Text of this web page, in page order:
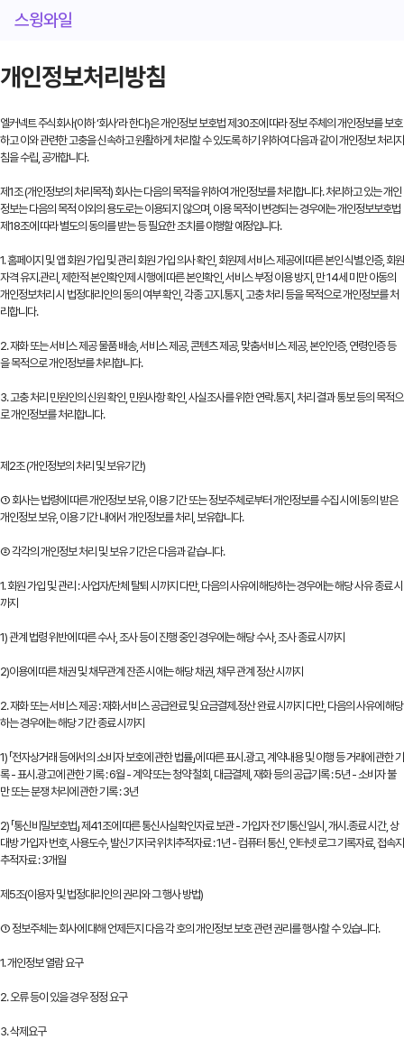
스윙와일
개인정보처리방침
엘커넥트 주식회사(이하 ‘회사’라 한다)은 개인정보 보호법 제30조에 따라 정보 주체의 개인정보를 보호
하고 이와 관련한 고충을 신속하고 원활하게 처리할 수 있도록 하기 위하여 다음과 같이 개인정보 처리지
침을 수립, 공개합니다.
제1조 (개인정보의 처리목적) 회사는 다음의 목적을 위하여 개인정보를 처리합니다. 처리하고 있는 개인
정보는 다음의 목적 이외의 용도로는 이용되지 않으며, 이용 목적이 변경되는 경우에는 개인정보보호법
제18조에 따라 별도의 동의를 받는 등 필요한 조치를 이행할 예정입니다.
1. 홈페이지 및 앱 회원 가입 및 관리 회원 가입 의사 확인, 회원제 서비스 제공에 따른 본인 식별․인증, 회원
자격 유지․관리, 제한적 본인확인제 시행에 따른 본인확인, 서비스 부정 이용 방지, 만 14세 미만 아동의
개인정보처리 시 법정대리인의 동의 여부 확인, 각종 고지․통지, 고충 처리 등을 목적으로 개인정보를 처
리합니다.
2. 재화 또는 서비스 제공 물품 배송, 서비스 제공, 콘텐츠 제공, 맞춤서비스 제공, 본인인증, 연령인증 등
을 목적으로 개인정보를 처리합니다.
3. 고충 처리 민원인의 신원 확인, 민원사항 확인, 사실조사를 위한 연락․통지, 처리 결과 통보 등의 목적으
로 개인정보를 처리합니다.
제2조 (개인정보의 처리 및 보유기간)
① 회사는 법령에 따른 개인정보 보유, 이용 기간 또는 정보주체로부터 개인정보를 수집 시에 동의 받은
개인정보 보유, 이용 기간 내에서 개인정보를 처리, 보유합니다.
② 각각의 개인정보 처리 및 보유 기간은 다음과 같습니다.
1. 회원 가입 및 관리 : 사업자/단체 탈퇴 시까지 다만, 다음의 사유에 해당하는 경우에는 해당 사유 종료 시
까지
1) 관계 법령 위반에 따른 수사, 조사 등이 진행 중인 경우에는 해당 수사, 조사 종료 시까지
2)이용에 따른 채권 및 채무관계 잔존 시에는 해당 채권, 채무 관계 정산 시까지
2. 재화 또는 서비스 제공 : 재화․서비스 공급완료 및 요금결제․정산 완료 시까지 다만, 다음의 사유에 해당
하는 경우에는 해당 기간 종료 시까지
1) 「전자상거래 등에서의 소비자 보호에 관한 법률」에 따른 표시․광고, 계약내용 및 이행 등 거래에 관한 기
록 - 표시․광고에 관한 기록 : 6월 - 계약 또는 청약 철회, 대금결제, 재화 등의 공급기록 : 5년 - 소비자 불
만 또는 분쟁 처리에 관한 기록 : 3년
2) 「통신비밀보호법」 제41조에 따른 통신사실확인자료 보관 - 가입자 전기통신일시, 개시․종료 시간, 상
대방 가입자 번호, 사용도수, 발신기지국 위치추적자료 : 1년 - 컴퓨터 통신, 인터넷 로그 기록자료, 접속지
추적자료 : 3개월
제5조(이용자 및 법정대리인의 권리와 그 행사 방법)
① 정보주체는 회사에 대해 언제든지 다음 각 호의 개인정보 보호 관련 권리를 행사할 수 있습니다.
1. 개인정보 열람 요구
2. 오류 등이 있을 경우 정정 요구
3. 삭제요구